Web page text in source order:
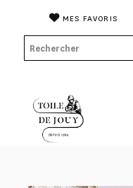
MES FAVORIS